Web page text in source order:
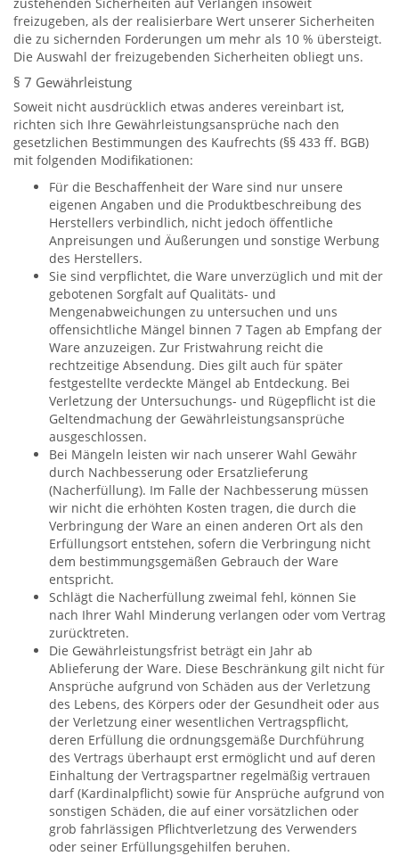
freizugeben, als der realisierbare Wert unserer Sicherheiten
die zu sichernden Forderungen um mehr als 10 % übersteigt.
Die Auswahl der freizugebenden Sicherheiten obliegt uns.
§ 7 Gewährleistung
Soweit nicht ausdrücklich etwas anderes vereinbart ist,
richten sich Ihre Gewährleistungsansprüche nach den
gesetzlichen Bestimmungen des Kaufrechts (§§ 433 ff. BGB)
mit folgenden Modifikationen:
Für die Beschaffenheit der Ware sind nur unsere
eigenen Angaben und die Produktbeschreibung des
Herstellers verbindlich, nicht jedoch öffentliche
Anpreisungen und Äußerungen und sonstige Werbung
des Herstellers.
Sie sind verpflichtet, die Ware unverzüglich und mit der
gebotenen Sorgfalt auf Qualitäts- und
Mengenabweichungen zu untersuchen und uns
offensichtliche Mängel binnen 7 Tagen ab Empfang der
Ware anzuzeigen. Zur Fristwahrung reicht die
rechtzeitige Absendung. Dies gilt auch für später
festgestellte verdeckte Mängel ab Entdeckung. Bei
Verletzung der Untersuchungs- und Rügepflicht ist die
Geltendmachung der Gewährleistungsansprüche
ausgeschlossen.
Bei Mängeln leisten wir nach unserer Wahl Gewähr
durch Nachbesserung oder Ersatzlieferung
(Nacherfüllung). Im Falle der Nachbesserung müssen
wir nicht die erhöhten Kosten tragen, die durch die
Verbringung der Ware an einen anderen Ort als den
Erfüllungsort entstehen, sofern die Verbringung nicht
dem bestimmungsgemäßen Gebrauch der Ware
entspricht.
Schlägt die Nacherfüllung zweimal fehl, können Sie
nach Ihrer Wahl Minderung verlangen oder vom Vertrag
zurücktreten.
Die Gewährleistungsfrist beträgt ein Jahr ab
Ablieferung der Ware. Diese Beschränkung gilt nicht für
Ansprüche aufgrund von Schäden aus der Verletzung
des Lebens, des Körpers oder der Gesundheit oder aus
der Verletzung einer wesentlichen Vertragspflicht,
deren Erfüllung die ordnungsgemäße Durchführung
des Vertrags überhaupt erst ermöglicht und auf deren
Einhaltung der Vertragspartner regelmäßig vertrauen
darf (Kardinalpflicht) sowie für Ansprüche aufgrund von
sonstigen Schäden, die auf einer vorsätzlichen oder
grob fahrlässigen Pflichtverletzung des Verwenders
oder seiner Erfüllungsgehilfen beruhen.